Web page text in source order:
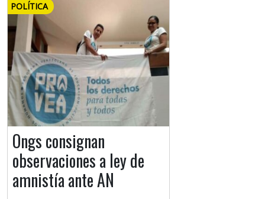
POLÍTICA
Ongs consignan
observaciones a ley de
amnistía ante AN